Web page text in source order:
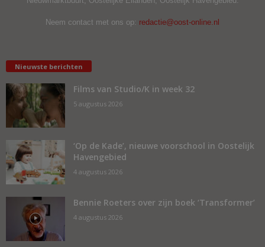
Neem contact met ons op: redactie@oost-online.nl
Nieuwste berichten
Films van Studio/K in week 32
5 augustus 2026
‘Op de Kade’, nieuwe voorschool in Oostelijk
Havengebied
4 augustus 2026
Bennie Roeters over zijn boek ‘Transformer’
4 augustus 2026